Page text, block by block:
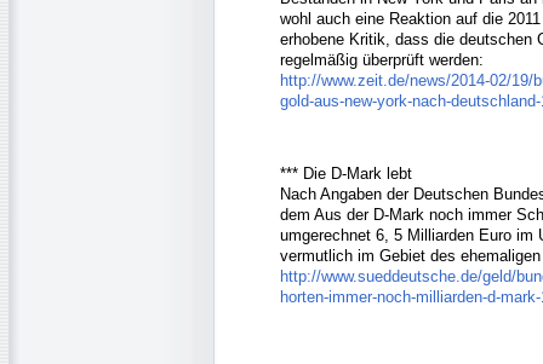
wohl auch eine Reaktion auf die
erhobene Kritik, dass die deutschen
regelmäßig überprüft werden:
http://www.zeit.de/news/2014-02/19/
gold-aus-new-york-nach-
*** Die D-Mark lebt
Nach Angaben der Deutschen
dem Aus der D-Mark noch immer
umgerechnet 6, 5 Milliarden Euro im
vermutlich im Gebiet des
http://www.sueddeutsche.de/geld/
horten-immer-noch-milliarden-d-